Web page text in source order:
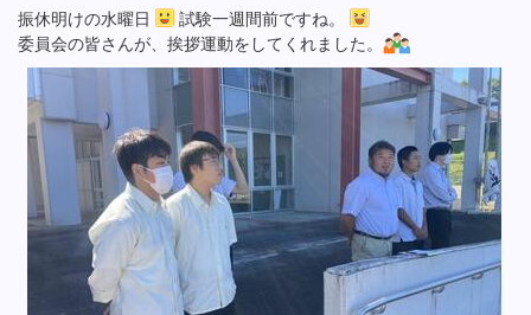
振休明けの水曜日
試験一週間前ですね。
委員会の皆さんが、挨拶運動をしてくれました。